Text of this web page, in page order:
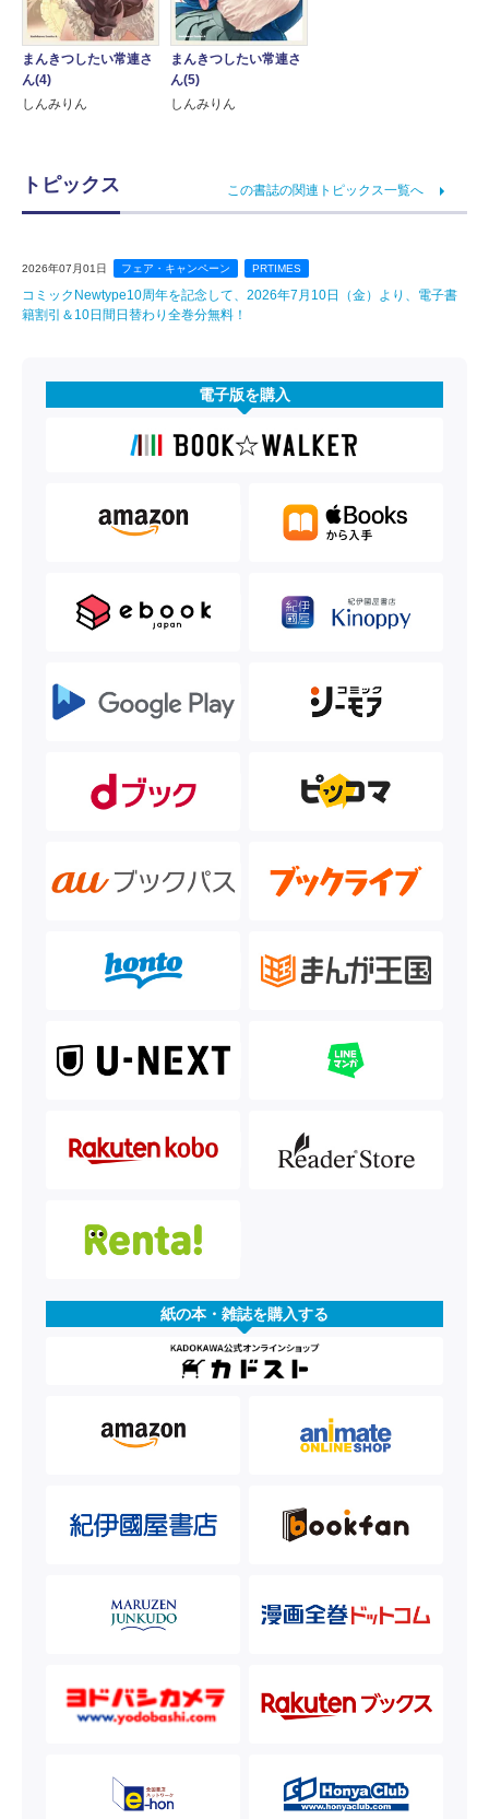
まんきつしたい常連さ
ん(4)
しんみりん
まんきつしたい常連さ
ん(5)
しんみりん
トピックス この書誌の関連トピックス一覧へ
2026年07月01日 フェア・キャンペーン PRTIMES
コミックNewtype10周年を記念して、2026年7月10日（金）より、電子書
籍割引＆10日間日替わり全巻分無料！
電子版を購入
紙の本・雑誌を購入する